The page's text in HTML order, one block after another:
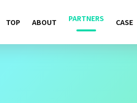
TOP ABOUT PARTNERS CASE